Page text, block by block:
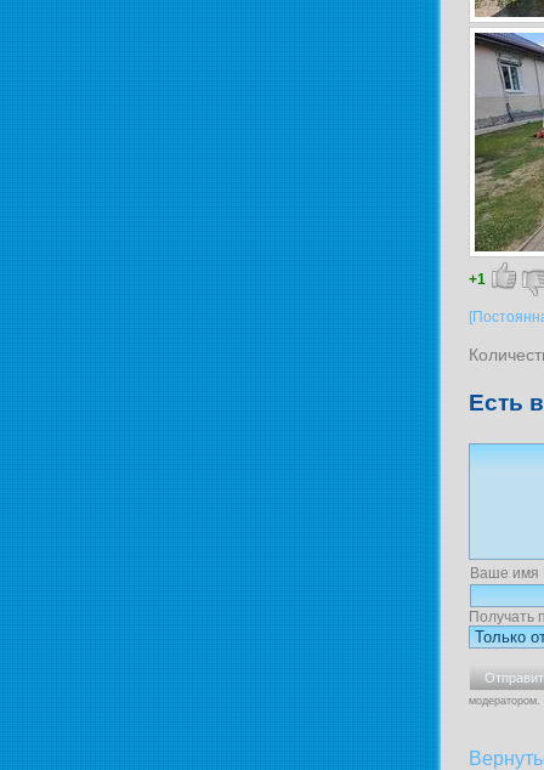
+1
Есть
Ваше имя
Получать
модератором.